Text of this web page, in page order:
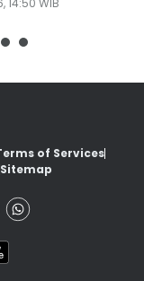
14:50 WIB
of Services
Sitemap